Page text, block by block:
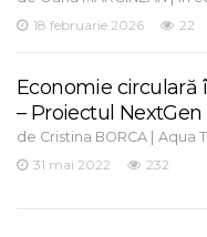
18 februarie 2026
22
Economie circulară
– Proiectul NextGen
de Cristina BORCA | Aqua
31 mai 2022
232